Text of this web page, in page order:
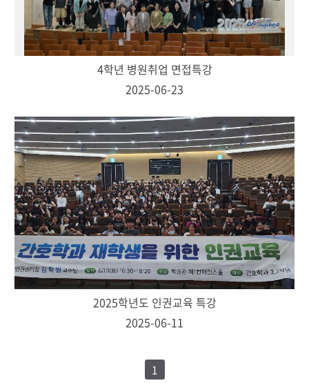
4학년 병원취업 면접특강
2025-06-23
2025학년도 인권교육 특강
2025-06-11
1